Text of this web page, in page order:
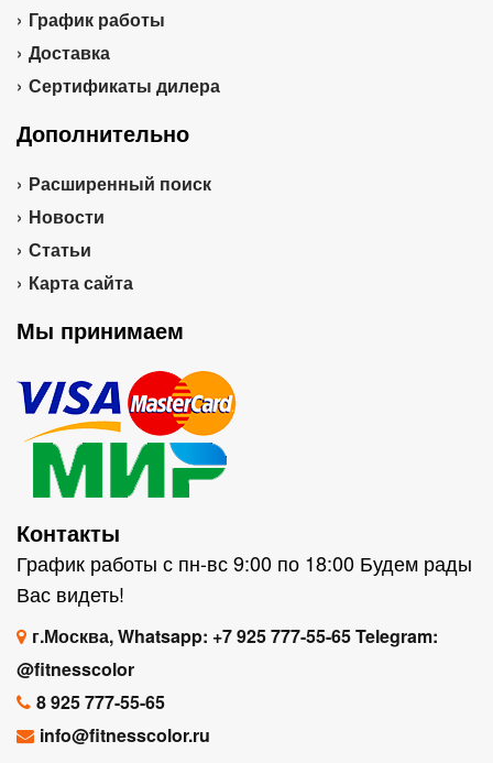
График работы
Доставка
Сертификаты дилера
Дополнительно
Расширенный поиск
Новости
Статьи
Карта сайта
Мы принимаем
Контакты
График работы с пн-вс 9:00 по 18:00 Будем рады
Вас видеть!
г.Москва, Whatsapp: +7 925 777-55-65 Telegram:
@fitnesscolor
8 925 777-55-65
info@fitnesscolor.ru